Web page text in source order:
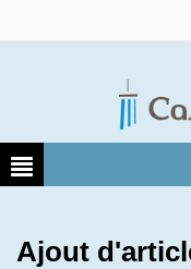
Ajout